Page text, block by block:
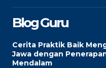
Blog Guru
Cerita Praktik Baik
Jawa dengan
Mendalam